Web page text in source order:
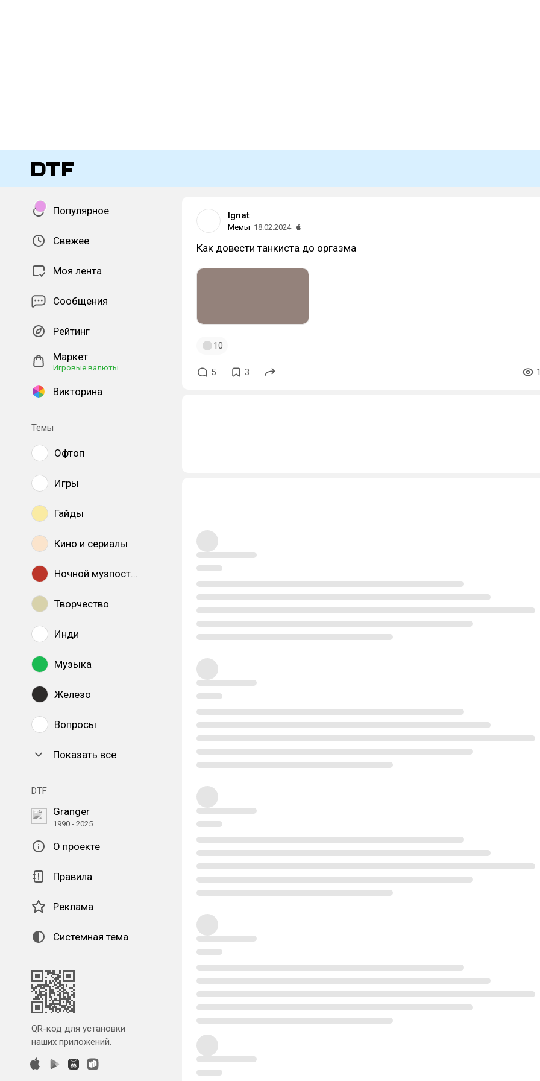
Популярное
Свежее
Моя лента
Сообщения
Рейтинг
Маркет
Игровые валюты
Викторина
Темы
Офтоп
Игры
Гайды
Кино и сериалы
Ночной музпостинг
Творчество
Инди
Музыка
Железо
Вопросы
Показать все
DTF
Granger
1990 - 2025
О проекте
Правила
Реклама
Системная тема
QR-код для установки
наших приложений.
Ignat
Мемы 18.02.2024
Как довести танкиста до оргазма
10
5 3